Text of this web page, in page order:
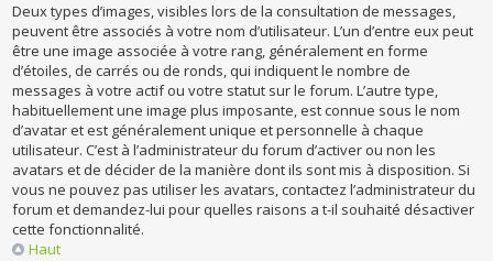
Deux types d’images, visibles lors de la consultation de messages,
peuvent être associés à votre nom d’utilisateur. L’un d’entre eux peut
être une image associée à votre rang, généralement en forme
d’étoiles, de carrés ou de ronds, qui indiquent le nombre de
messages à votre actif ou votre statut sur le forum. L’autre type,
habituellement une image plus imposante, est connue sous le nom
d’avatar et est généralement unique et personnelle à chaque
utilisateur. C’est à l’administrateur du forum d’activer ou non les
avatars et de décider de la manière dont ils sont mis à disposition. Si
vous ne pouvez pas utiliser les avatars, contactez l’administrateur du
forum et demandez-lui pour quelles raisons a t-il souhaité désactiver
cette fonctionnalité.
Haut